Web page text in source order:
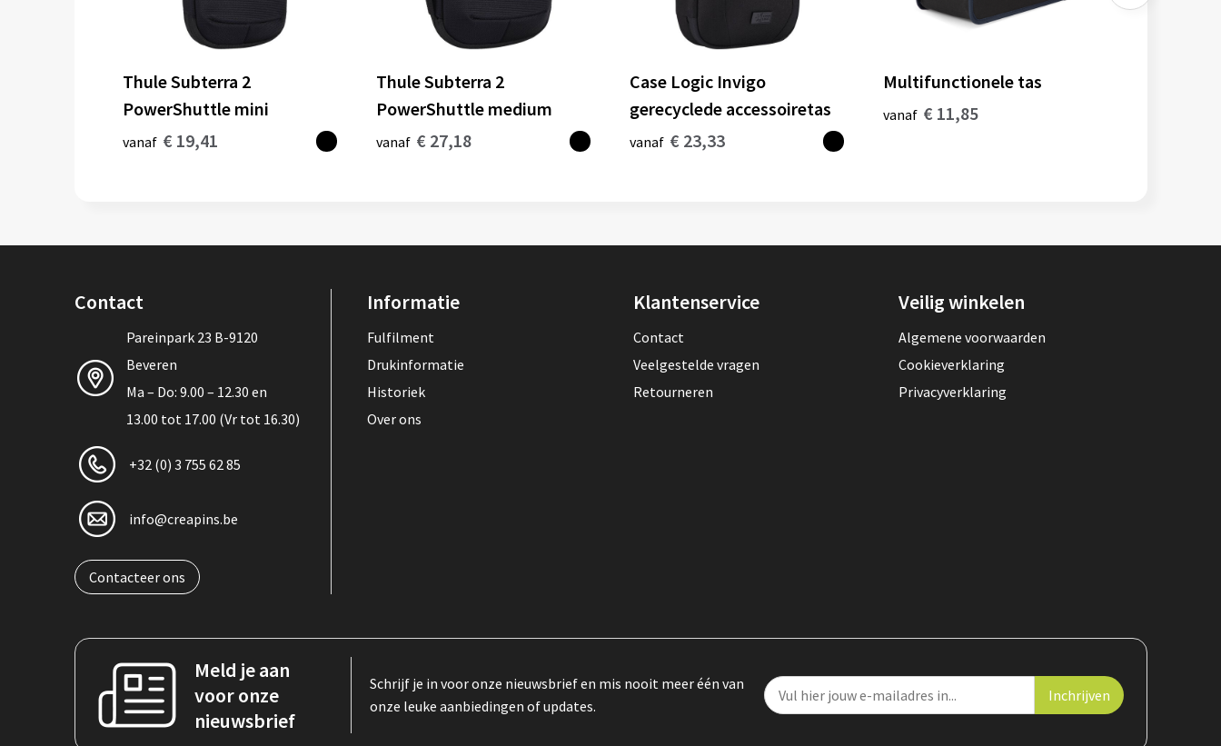
Thule Subterra 2
PowerShuttle mini
vanaf € 19,41
Thule Subterra 2
PowerShuttle medium
vanaf € 27,18
Case Logic Invigo
gerecyclede accessoiretas
vanaf € 23,33
Multifunctionele tas
vanaf € 11,85
Contact
Pareinpark 23 B-9120
Beveren
Ma – Do: 9.00 – 12.30 en
13.00 tot 17.00 (Vr tot 16.30)
+32 (0) 3 755 62 85
info@creapins.be
Contacteer ons
Informatie
Fulfilment
Drukinformatie
Historiek
Over ons
Klantenservice
Contact
Veelgestelde vragen
Retourneren
Veilig winkelen
Algemene voorwaarden
Cookieverklaring
Privacyverklaring
Meld je aan
voor onze
nieuwsbrief
Schrijf je in voor onze nieuwsbrief en mis nooit meer één van
onze leuke aanbiedingen of updates.